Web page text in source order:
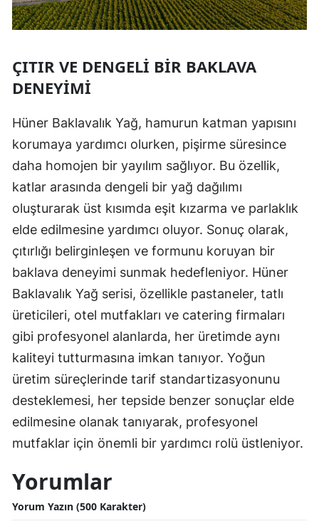
ÇITIR VE DENGELI BIR BAKLAVA
DENEYIMI
Hüner Baklavalık Yağ, hamurun katman yapısını
korumaya yardımcı olurken, pişirme süresince
daha homojen bir yayılım sağlıyor. Bu özellik,
katlar arasında dengeli bir yağ dağılımı
oluşturarak üst kısımda eşit kızarma ve parlaklık
elde edilmesine yardımcı oluyor. Sonuç olarak,
çıtırlığı belirginleşen ve formunu koruyan bir
baklava deneyimi sunmak hedefleniyor. Hüner
Baklavalık Yağ serisi, özellikle pastaneler, tatlı
üreticileri, otel mutfakları ve catering firmaları
gibi profesyonel alanlarda, her üretimde aynı
kaliteyi tutturmasına imkan tanıyor. Yoğun
üretim süreçlerinde tarif standartizasyonunu
desteklemesi, her tepside benzer sonuçlar elde
edilmesine olanak tanıyarak, profesyonel
mutfaklar için önemli bir yardımcı rolü üstleniyor.
Yorumlar
Yorum Yazın (500 Karakter)